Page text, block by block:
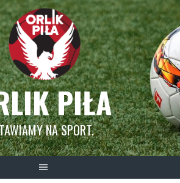
PIŁA
NA SPORT.